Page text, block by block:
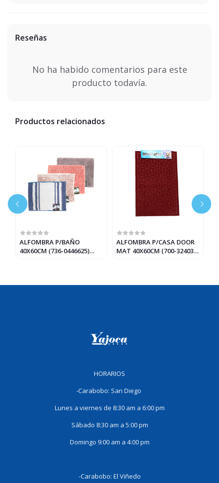
Reseñas
No ha habido comentarios para este
producto todavía.
Productos relacionados
ALFOMBRA P/BAÑO
40X60CM (736-0446625)
ALFOMBRA P/CASA DOOR
MAT 40X60CM (700-32403)
HORARIOS
-Carabobo: San Diego
Lunes a viernes de 8:30 am a 6:00 pm
Sábado 8:30 am a 5:00 pm
Domingo 9:00 am a 4:00 pm
-Carabobo: El Viñedo